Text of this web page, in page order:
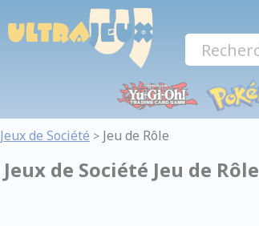
Jeux de Société > Jeu de Rôle
Jeux de Société Jeu de Rôle
Panneau de gestion des cookies